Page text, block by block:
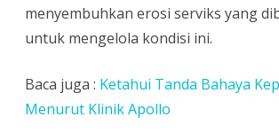
menyembuhkan erosi serviks yang
untuk mengelola kondisi ini.
Baca juga : Ketahui Tanda Bahaya
Menurut Klinik Apollo